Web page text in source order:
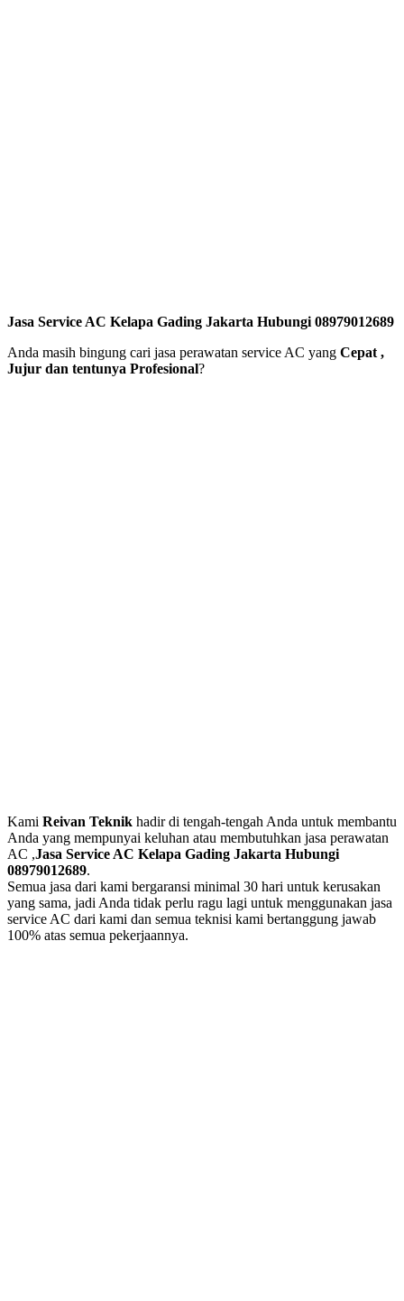
Jasa Service AC Kelapa Gading Jakarta Hubungi 08979012689
Anda masih bingung cari jasa perawatan service AC yang Cepat ,
Jujur dan tentunya Profesional?
Kami Reivan Teknik hadir di tengah-tengah Anda untuk membantu
Anda yang mempunyai keluhan atau membutuhkan jasa perawatan
AC ,Jasa Service AC Kelapa Gading Jakarta Hubungi
08979012689.
Semua jasa dari kami bergaransi minimal 30 hari untuk kerusakan
yang sama, jadi Anda tidak perlu ragu lagi untuk menggunakan jasa
service AC dari kami dan semua teknisi kami bertanggung jawab
100% atas semua pekerjaannya.